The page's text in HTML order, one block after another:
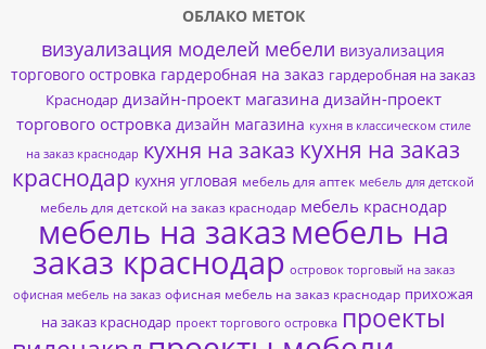
ОБЛАКО МЕТОК
визуализация моделей мебели визуализация
торгового островка гардеробная на заказ гардеробная на заказ
Краснодар дизайн-проект магазина дизайн-проект
торгового островка дизайн магазина кухня в классическом стиле
на заказ краснодар кухня на заказ кухня на заказ
краснодар кухня угловая мебель для аптек мебель для детской
мебель для детской на заказ краснодар мебель краснодар
мебель на заказмебель на
заказ краснодар островок торговый на заказ
офисная мебель на заказ офисная мебель на заказ краснодар прихожая
на заказ краснодар проект торгового островка проекты